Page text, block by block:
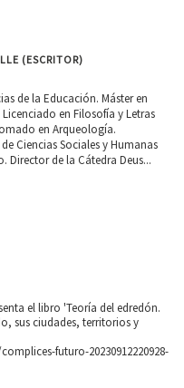
(ESCRITOR)
de la Educación. Máster en
en Filosofía y Letras
en Arqueología.
Ciencias Sociales y Humanas
Director de la Cátedra Deus...
el libro 'Teoría del edredón.
sus ciudades, territorios y
futuro-20230912220928-